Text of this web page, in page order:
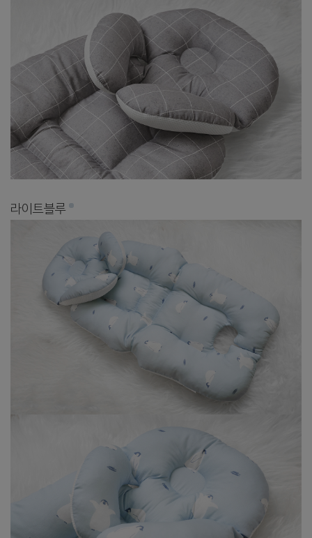
라이트블루